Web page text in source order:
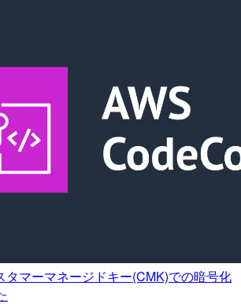
タマーマネージドキー(CMK)での暗号化